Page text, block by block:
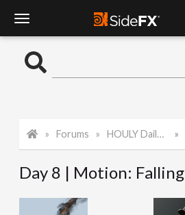
o
l
Forums HOULY Daily Challenge
Day 8 | Motion: Falling